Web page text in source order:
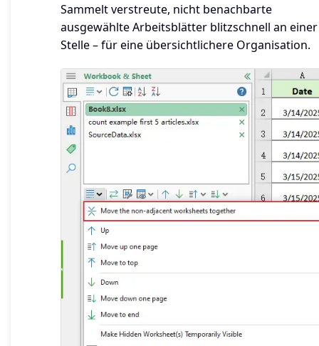
Sammelt verstreute, nicht benachbarte
ausgewählte Arbeitsblätter blitzschnell an einer
Stelle – für eine übersichtlichere Organisation.